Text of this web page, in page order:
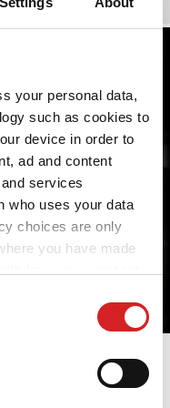
your personal data,
such as cookies to
device in order to
ad and content
services
who uses your data
choices are only
you have made
location